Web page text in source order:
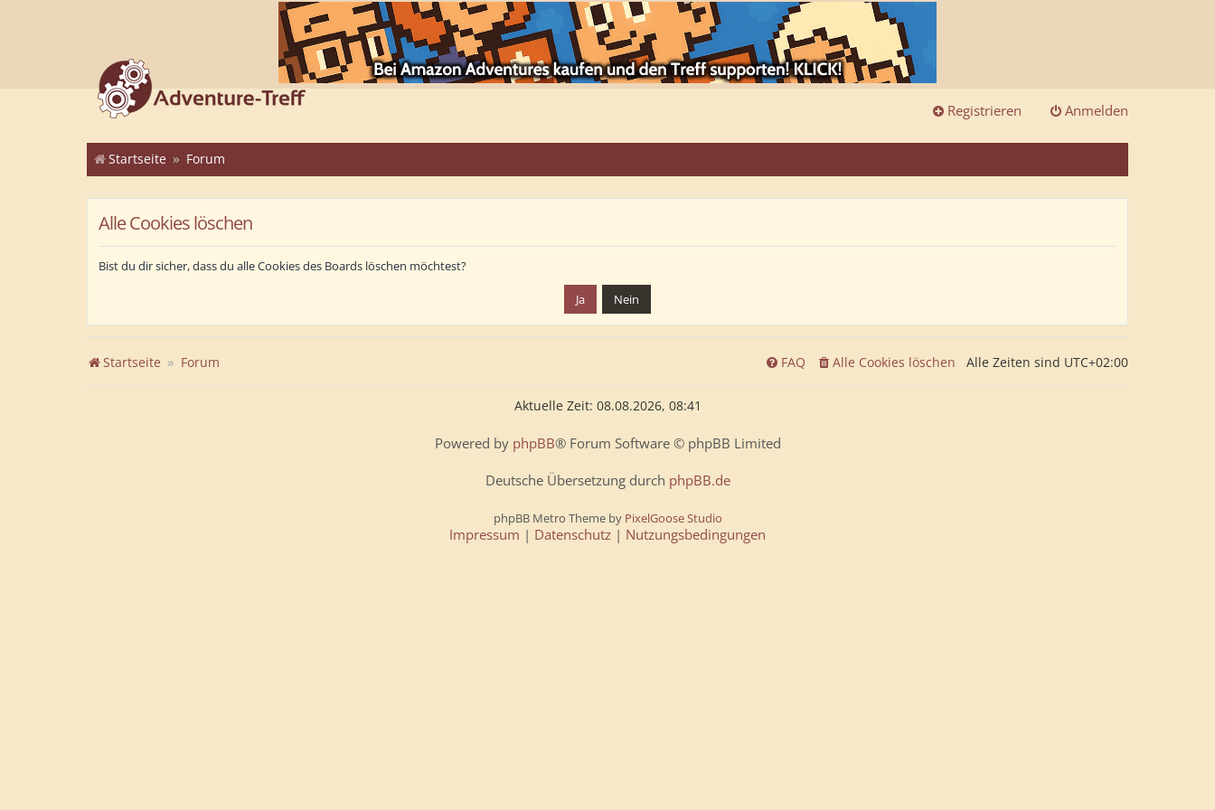
Anmelden
Registrieren
Startseite Forum
Alle Cookies löschen
Bist du dir sicher, dass du alle Cookies des Boards löschen möchtest?
Startseite Forum Alle Zeiten sind UTC+02:00
Alle Cookies löschen
FAQ
Aktuelle Zeit: 08.08.2026, 08:41
Powered by phpBB® Forum Software © phpBB Limited
Deutsche Übersetzung durch phpBB.de
phpBB Metro Theme by PixelGoose Studio
Impressum | Datenschutz | Nutzungsbedingungen